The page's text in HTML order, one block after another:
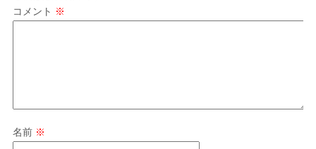
コメント ※
名前 ※